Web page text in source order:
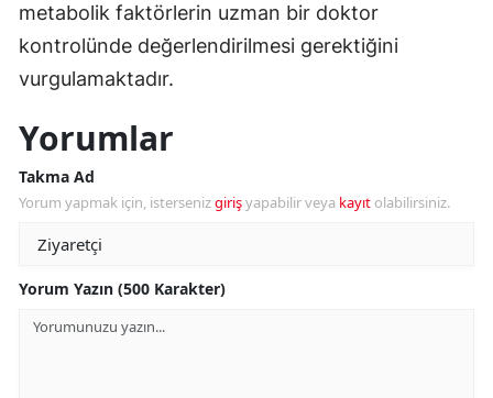
metabolik faktörlerin uzman bir doktor
kontrolünde değerlendirilmesi gerektiğini
vurgulamaktadır.
Yorumlar
Takma Ad
Yorum yapmak için, istersenizgirişyapabilir veya kayıt olabilirsiniz.
Yorum Yazın (500 Karakter)